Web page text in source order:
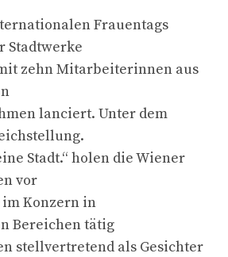
Frauentags
Stadtwerke
zehn Mitarbeiterinnen aus
lanciert. Unter dem
Stadt.“ holen die Wiener
vor
im Konzern in
Bereichen tätig
stellvertretend als Gesichter